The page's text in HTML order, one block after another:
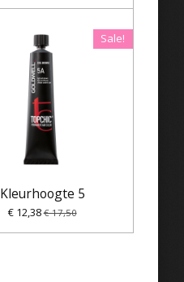
Sale!
Kleurhoogte 5
€ 12,38 € 17,50